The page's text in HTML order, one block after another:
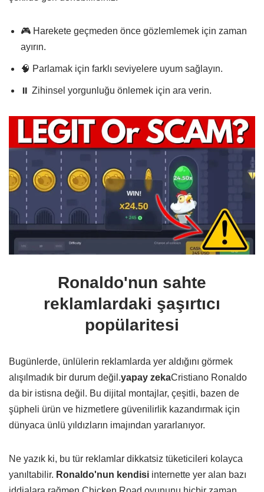
🎮 Harekete geçmeden önce gözlemlemek için zaman
ayırın.
🧠 Parlamak için farklı seviyelere uyum sağlayın.
⏸️ Zihinsel yorgunluğu önlemek için ara verin.
Ronaldo'nun sahte
reklamlardaki şaşırtıcı
popülaritesi
Bugünlerde, ünlülerin reklamlarda yer aldığını görmek
alışılmadık bir durum değil.yapay zekaCristiano Ronaldo
da bir istisna değil. Bu dijital montajlar, çeşitli, bazen de
şüpheli ürün ve hizmetlere güvenilirlik kazandırmak için
dünyaca ünlü yıldızların imajından yararlanıyor.
Ne yazık ki, bu tür reklamlar dikkatsiz tüketicileri kolayca
yanıltabilir. Ronaldo'nun kendisi internette yer alan bazı